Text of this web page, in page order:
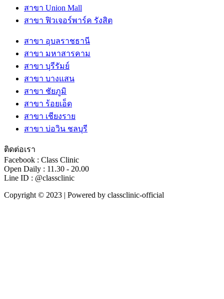
สาขา Union Mall
สาขา ฟิวเจอร์พาร์ค รังสิต
สาขา อุบลราชธานี
สาขา มหาสารคาม
สาขา บุรีรัมย์
สาขา บางแสน
สาขา ชัยภูมิ
สาขา ร้อยเอ็ด
สาขา เชียงราย
สาขา บ่อวิน ชลบุรี
ติดต่อเรา
Facebook : Class Clinic
Open Daily : 11.30 - 20.00
Line ID : @classclinic​
Copyright © 2023 | Powered by classclinic-official